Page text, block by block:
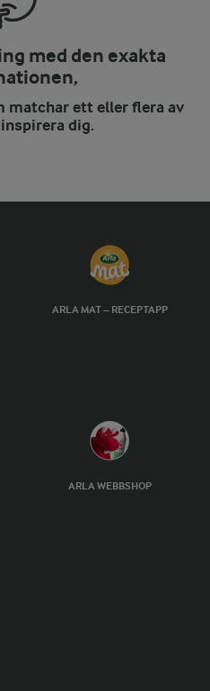
med den exakta
matchar ett eller flera av
dig.
ARLA MAT – RECEPTAPP
ARLA WEBBSHOP